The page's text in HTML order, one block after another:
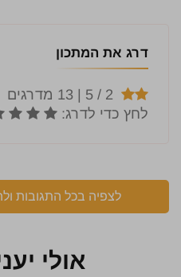
דרג את המתכון
לצפיה בכל התגובות
אולי